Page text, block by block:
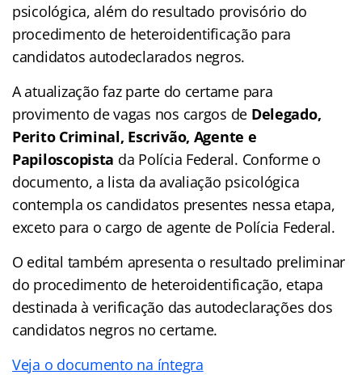
psicológica, além do resultado provisório do
procedimento de heteroidentificação para
candidatos autodeclarados negros.
A atualização faz parte do certame para
provimento de vagas nos cargos de Delegado,
Perito Criminal, Escrivão, Agente e
Papiloscopista da Polícia Federal. Conforme o
documento, a lista da avaliação psicológica
contempla os candidatos presentes nessa etapa,
exceto para o cargo de agente de Polícia Federal.
O edital também apresenta o resultado preliminar
do procedimento de heteroidentificação, etapa
destinada à verificação das autodeclarações dos
candidatos negros no certame.
Veja o documento na íntegra